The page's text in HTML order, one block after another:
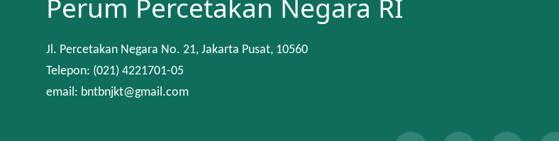
Perum Percetakan Negara RI
Jl. Percetakan Negara No. 21, Jakarta Pusat, 10560
Telepon: (021) 4221701-05
email: bntbnjkt@gmail.com